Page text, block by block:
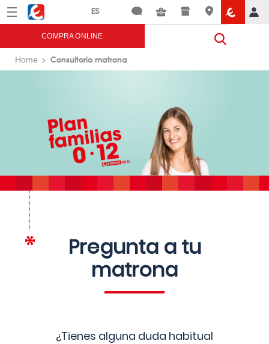
Menú Eroski
COMPRA ONLINE
Home Consultorio matrona
Pregunta a tu
matrona
¿Tienes alguna duda habitual